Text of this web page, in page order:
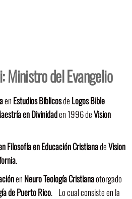
Ministro del Evangelio
en Estudios Bíblicosde Logos Bible
en Divinidaden 1996 deVision
Filosofía en Educación CristianadeVision
.
en Neuro Teología Cristianaotorgado
de Puerto Rico. Lo cual consiste en la